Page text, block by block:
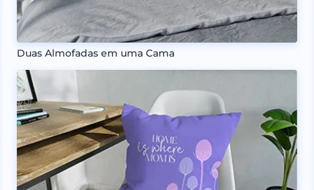
Duas Almofadas em uma Cama